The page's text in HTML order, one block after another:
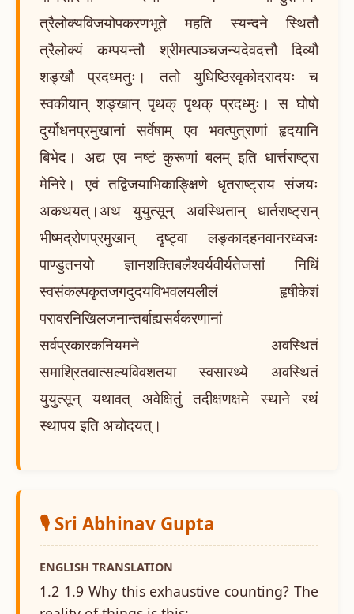
त्रैलोक्यविजयोपकरणभूते महति स्यन्दने स्थितौ
त्रैलोक्यं कम्पयन्तौ श्रीमत्पाञ्चजन्यदेवदत्तौ दिव्यौ
शङ्खौ प्रदध्मतुः। ततो युधिष्ठिरवृकोदरादयः च
स्वकीयान् शङ्खान् पृथक् पृथक् प्रदध्मुः। स घोषो
दुर्योधनप्रमुखानां सर्वेषाम् एव भवत्पुत्राणां हृदयानि
बिभेद। अद्य एव नष्टं कुरूणां बलम् इति धार्त्तराष्ट्रा
मेनिरे। एवं तद्विजयाभिकाङ्क्षिणे धृतराष्ट्राय संजयः
अकथयत्।अथ युयुत्सून् अवस्थितान् धार्तराष्ट्रान्
भीष्मद्रोणप्रमुखान् दृष्ट्वा लङ्कादहनवानरध्वजः
पाण्डुतनयो ज्ञानशक्तिबलैश्वर्यवीर्यतेजसां निधिं
स्वसंकल्पकृतजगदुदयविभवलयलीलं हृषीकेशं
परावरनिखिलजनान्तर्बाह्यसर्वकरणानां
सर्वप्रकारकनियमने अवस्थितं
समाश्रितवात्सल्यविवशतया स्वसारथ्ये अवस्थितं
युयुत्सून् यथावत् अवेक्षितुं तदीक्षणक्षमे स्थाने रथं
स्थापय इति अचोदयत्।
🎙️ Sri Abhinav Gupta
ENGLISH TRANSLATION
1.2 1.9 Why this exhaustive counting? The